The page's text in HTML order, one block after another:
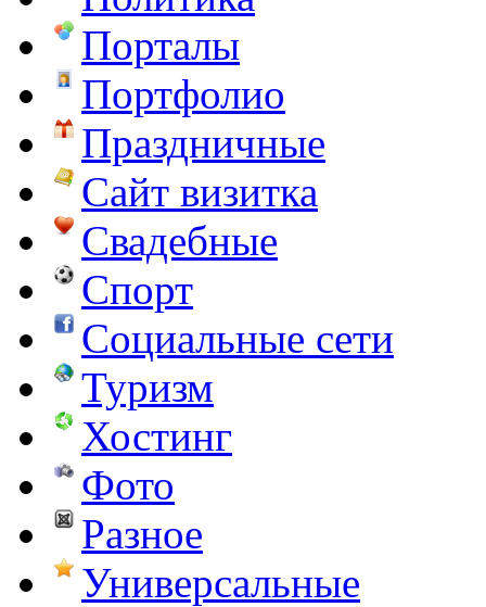
Порталы
Портфолио
Праздничные
Сайт визитка
Свадебные
Спорт
Социальные сети
Туризм
Хостинг
Фото
Разное
Универсальные